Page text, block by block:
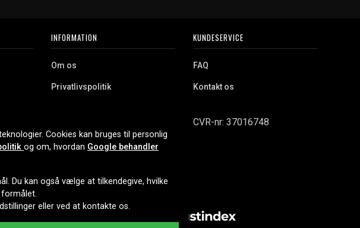
INFORMATION
Om os
Privatlivspolitik
Cookies
KUNDESERVICE
FAQ
Kontakt os
CVR-nr: 37016748
Cookies kan bruges til personlig
og om, hvordan Google behandler
Du kan også vælge at tilkendegive, hvilke
eller ved at kontakte os.